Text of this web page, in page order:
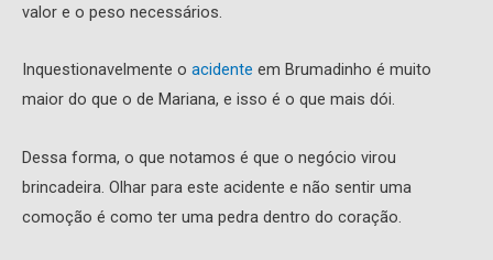
valor e o peso necessários.
Inquestionavelmente o acidente em Brumadinho é muito
maior do que o de Mariana, e isso é o que mais dói.
Dessa forma, o que notamos é que o negócio virou
brincadeira. Olhar para este acidente e não sentir uma
comoção é como ter uma pedra dentro do coração.